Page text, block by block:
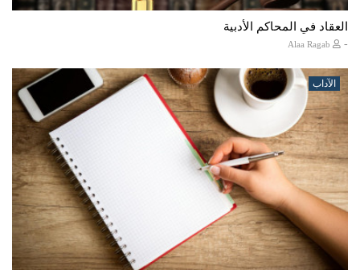
العقاد في المحاكم الأدبية
-
الآداب